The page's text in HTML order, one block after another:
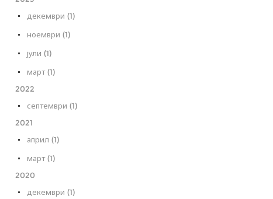
декември (1)
ноември (1)
јули (1)
март (1)
2022
септември (1)
2021
април (1)
март (1)
2020
декември (1)